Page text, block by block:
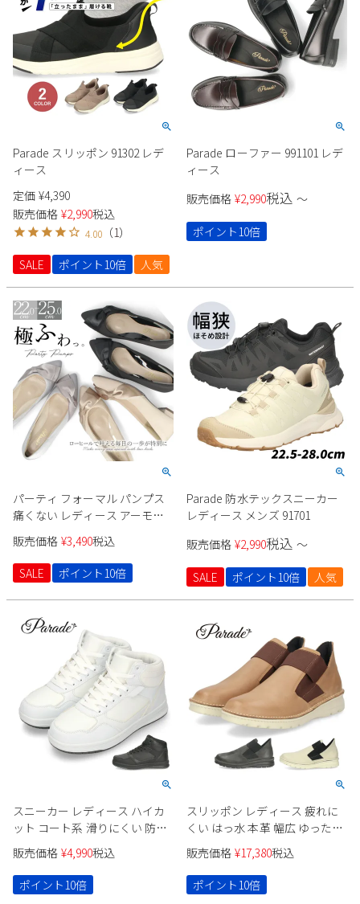
Parade スリッポン 91302 レデ
ィース
定価 ¥4,390
販売価格 ¥2,990税込
4.00 （1）
SALE
ポイント10倍 人気
Parade ローファー 991101 レデ
ィース
販売価格 ¥2,990税込 〜
ポイント10倍
パーティ フォーマル パンプス
痛くない レディース アーモン
ドトゥ 極ふわっ ドレス ローヒ
ール ２cm ブラック ベージュ
シルバー Parade 24008
販売価格 ¥3,490税込
SALE
ポイント10倍
Parade 防水テックスニーカー
レディース メンズ 91701
販売価格 ¥2,990税込 〜
SALE ポイント10倍 人気
スニーカー レディース ハイカ
ット コート系 滑りにくい 防滑
4cm防水 スポーツ 黒 ブラック
白 ホワイト Parade 91702 ふん
わりインソール
販売価格 ¥4,990税込
ポイント10倍
スリッポン レディース 疲れに
くい はっ水 本革 幅広 ゆったり
日本製 コンフォートシューズ
4E 軽量 靴 ブラック 黒 キャメル
アイボリー 7307 パレード
Parade
販売価格 ¥17,380税込
ポイント10倍